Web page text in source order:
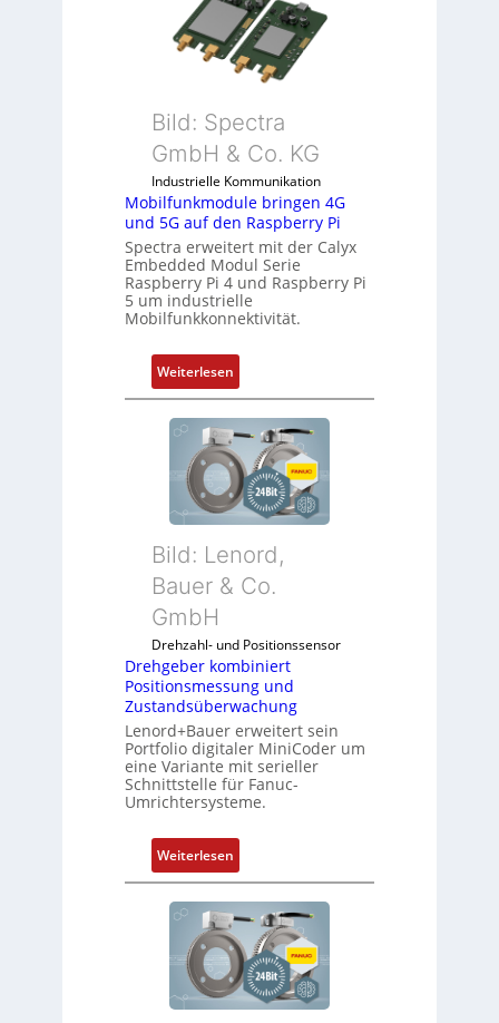
i
t
S
p
z
i
l
m
m
b
r
n
e
n
o
l
l
I
d
u
s
t
r
e
-
C
l
ä
s
s
t
s
c
h
e
x
i
b
e
l
f
r
d
i
e
A
n
w
e
Bild: Spectra
GmbH & Co. KG
Industrielle Kommunikation
Mobilfunkmodule bringen 4G
und 5G auf den Raspberry Pi
Spectra erweitert mit der Calyx
Embedded Modul Serie
Raspberry Pi 4 und Raspberry Pi
5 um industrielle
Mobilfunkkonnektivität.
Weiterlesen:
M
o
b
i
f
n
d
u
l
b
r
i
g
e
n
G
u
n
Bild: Lenord,
Bauer & Co.
GmbH
Drehzahl- und Positionssensor
Drehgeber kombiniert
Positionsmessung und
Zustandsüberwachung
Lenord+Bauer erweitert sein
Portfolio digitaler MiniCoder um
eine Variante mit serieller
Schnittstelle für Fanuc-
Umrichtersysteme.
Weiterlesen:
D
r
e
h
g
e